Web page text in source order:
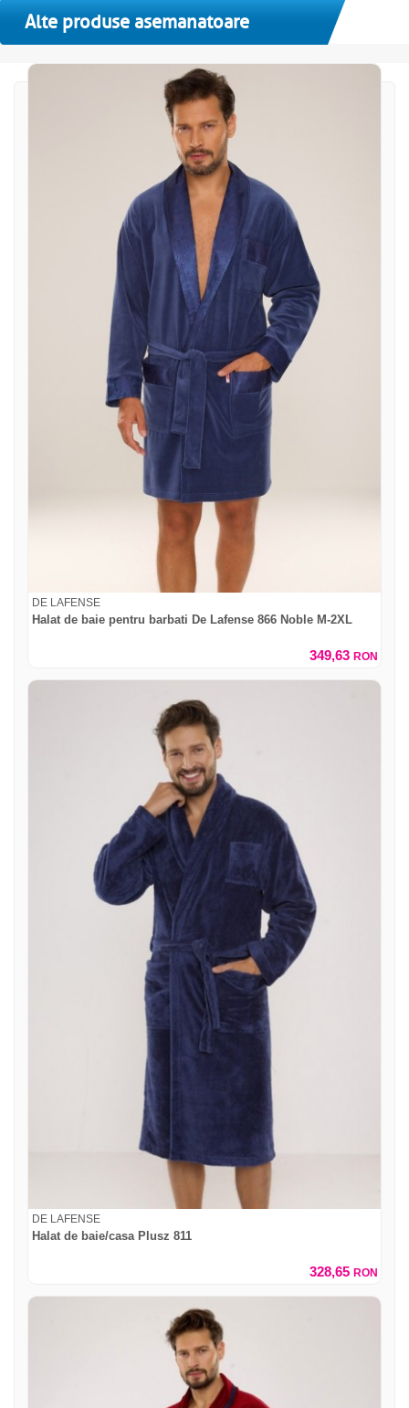
Alte produse asemanatoare
DE LAFENSE
Halat de baie pentru barbati De Lafense 866 Noble M-2XL
349,63 RON
DE LAFENSE
Halat de baie/casa Plusz 811
328,65 RON